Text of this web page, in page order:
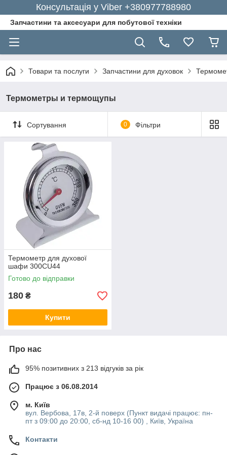
Консультація у Viber +380977788980
Запчастини та аксесуари для побутової техніки
Товари та послуги Запчастини для духовок
Термометры и термощупы
Сортування 0 Фільтри
Термометр для духової
шафи 300CU44
Готово до відправки
180 ₴
Купити
Про нас
95% позитивних з 213 відгуків за рік
Працює з 06.08.2014
м. Київ
вул. Вербова, 17в, 2-й поверх (Пункт видачі працює: пн-
пт з 09:00 до 20:00, сб-нд 10-16 00) , Київ, Україна
Контакти